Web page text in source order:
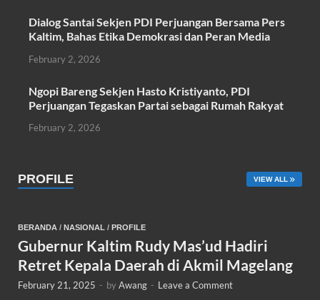
Dialog Santai Sekjen PDI Perjuangan Bersama Pers
Kaltim, Bahas Etika Demokrasi dan Peran Media
February 2, 2026
Ngopi Bareng Sekjen Hasto Kristiyanto, PDI
Perjuangan Tegaskan Partai sebagai Rumah Rakyat
February 2, 2026
PROFILE VIEW ALL
BERANDA / NASIONAL / PROFILE
Gubernur Kaltim Rudy Mas’ud Hadiri
Retret Kepala Daerah di Akmil Magelang
February 21, 2025 - byAwang - Leave a Comment